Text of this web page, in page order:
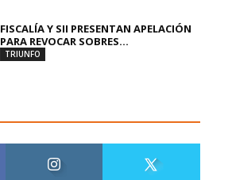
FISCALÍA Y SII PRESENTAN APELACIÓN
PARA REVOCAR SOBRES...
TRIUNFO